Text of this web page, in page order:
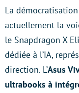
La
actuellement la
le Snapdragon X
dédiée à l’IA,
direction. L’Asus
ultrabooks à